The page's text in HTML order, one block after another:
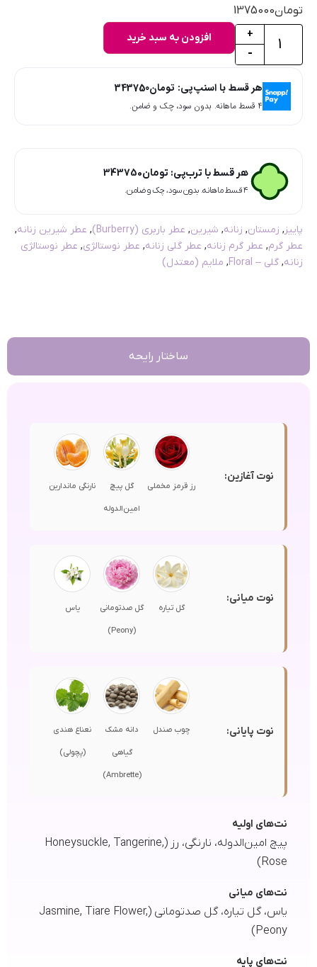
تومان1375000
-
+ افزودن به سبد خرید
هر قسط با اسنپ‌پی: تومان343750
۴ قسط ماهانه. بدون سود، چک و ضامن.
هر قسط با ترب‌پی: تومان343750
۴ قسط ماهانه. بدون سود، چک و ضامن.
پاییز, زمستان, زنانه, شیرین, عطر باربری (Burberry) , عطر شیرین زنانه,
عطر گرم, عطر گرم زنانه, عطر گلی زنانه, عطر نوستالژی, عطر نوستالژی
زنانه, گلی – Floral , ملایم (معتدل)
ساختار رایحه
نوت آغازین:
رز قرمز مخملی گل پیچ
امین‌الدوله
نارنگی ماندارین
نوت میانی:
گل تیاره گل صدتومانی
(Peony)
یاس
نوت پایانی: چوب صندل دانه مشک
گیاهی
(Ambrette)
نعناع هندی
(پچولی)
نت‌های اولیه
پیچ امین‌الدوله، نارنگی، رز (Honeysuckle, Tangerine,
Rose)
نت‌های میانی
یاس، گل تیاره، گل صدتومانی (Jasmine, Tiare Flower,
Peony)
نت‌های پایه